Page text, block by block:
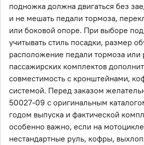
подножка должна двигаться без
и не мешать педали тормоза,
или боковой опоре. При выборе
учитывать стиль посадки, размер
расположение педали тормоза
пассажирских комплектов
совместимость с кронштейнами,
системой. Перед заказом
50027-09 с оригинальным
годом выпуска и фактической
особенно важно, если на
нестандартные руль, кофры,